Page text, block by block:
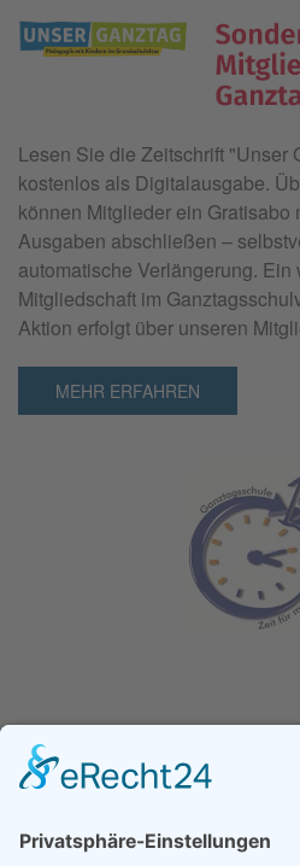
Lesen Sie die Zeitschrift "Unser
kostenlos als Digitalausgabe.
können Mitglieder ein Gratisabo
Ausgaben abschließen –
automatische Verlängerung. Ein
Mitgliedschaft im
Aktion erfolgt über unseren
MEHR ERFAHREN
Ganz­tag­sschul­ver­band e.V.
04277 Leipzig